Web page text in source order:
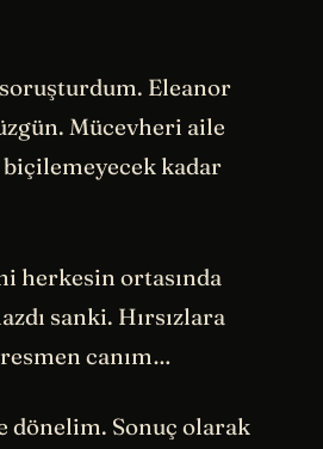
Eleanor
Mücevheri aile
biçilemeyecek kadar
herkesin ortasında
sanki. Hırsızlara
canım…
dönelim. Sonuç olarak